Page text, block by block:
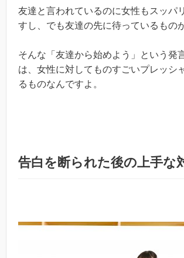
友達と言われているのに女性もスッパ
すし、でも友達の先に待っているもの
そんな「友達から始めよう」という発
は、女性に対してものすごいプレッシ
るものなんですよ。
告白を断られた後の上手な